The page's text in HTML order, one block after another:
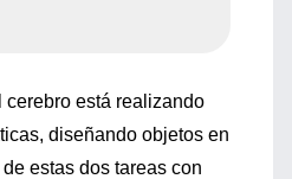
está realizando
diseñando objetos en
estas dos tareas con